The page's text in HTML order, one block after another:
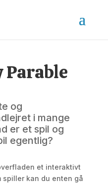
Parable
og
i mange
er et spil og
egentlig?
et interaktivt
spiller kan du enten gå